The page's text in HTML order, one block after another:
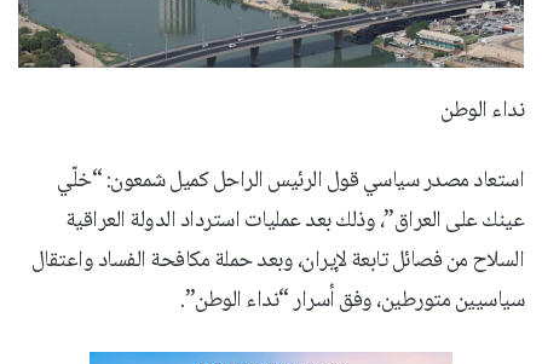
نداء الوطن
استعاد مصدر سياسي قول الرئيس الراحل كميل شمعون: “خلّي
عينك على العراق”، وذلك بعد عمليات استرداد الدولة العراقية
السلاح من فصائل تابعة لإيران، وبعد حملة مكافحة الفساد واعتقال
سياسيين متورطين، وفق أسرار “نداء الوطن”.